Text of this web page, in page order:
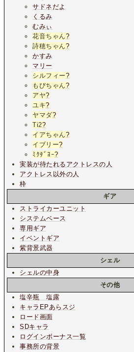
サドネだよ
くるみ
むみぃ
花音ちゃん?
詩穂ちゃん?
かすみ
マリー
シルフィー?
もびちゃん?
アヤ?
ユキ?
ヤマダ?
Ti2?
イアちゃん?
イブリー?
ﾐｸﾀﾞﾖｰ?
実装が待たれるアクトレスの人
アクトレス以外の人
枠
ギア
ストライカーユニット
システムベース
専用ギア
イベントギア
紫背景武器
シェル
シェルの中身
その他
塩辛瓶 塩露
キャラEPあらスジ
ロード画面
SDキャラ
ログインボーナス一覧
事務所の背景